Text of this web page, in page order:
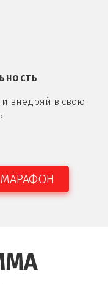
внедряй в свою